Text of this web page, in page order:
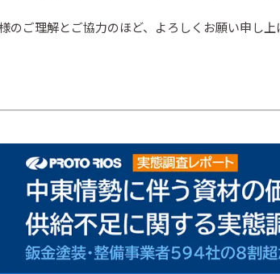
のご理解とご協力のほど、よろしくお願い申し上